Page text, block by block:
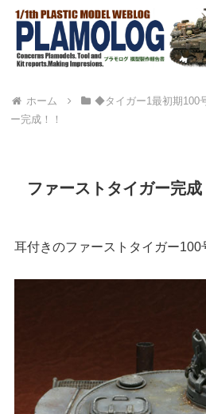
ホーム ◆タイガー1最初期100
ー完成！！
ファーストタイガー完成
耳付きのファーストタイガー100